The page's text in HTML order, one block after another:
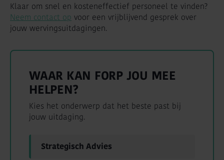
Klaar om snel en kosteneffectief personeel te vinden?
Neem contact op voor een vrijblijvend gesprek over
jouw wervingsuitdagingen.
WAAR KAN FORP JOU MEE
HELPEN?
Kies het onderwerp dat het beste past bij
jouw uitdaging.
Strategisch Advies